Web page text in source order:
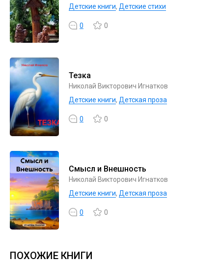
Детские книги, Детские стихи
0 0
Тезка
Николай Викторович Игнатков
Детские книги, Детская проза
0 0
Смысл и Внешность
Николай Викторович Игнатков
Детские книги, Детская проза
0 0
ПОХОЖИЕ КНИГИ